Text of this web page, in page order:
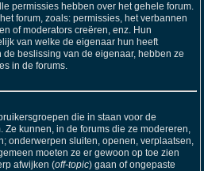
permissies hebben over het gehele forum.
forum, zoals: permissies, het verbannen
of moderators creëren, enz. Hun
van welke de eigenaar hun heeft
beslissing van de eigenaar, hebben ze
in de forums.
die in staan voor de
Ze kunnen, in de forums die ze modereren,
onderwerpen sluiten, openen, verplaatsen,
moeten ze er gewoon op toe zien
afwijken (off-topic) gaan of ongepaste